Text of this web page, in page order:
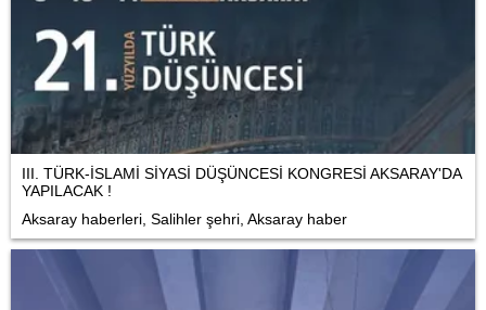
III. TÜRK-İSLAMİ SİYASİ DÜŞÜNCESİ KONGRESİ AKSARAY'DA
YAPILACAK !
Aksaray haberleri, Salihler şehri, Aksaray haber